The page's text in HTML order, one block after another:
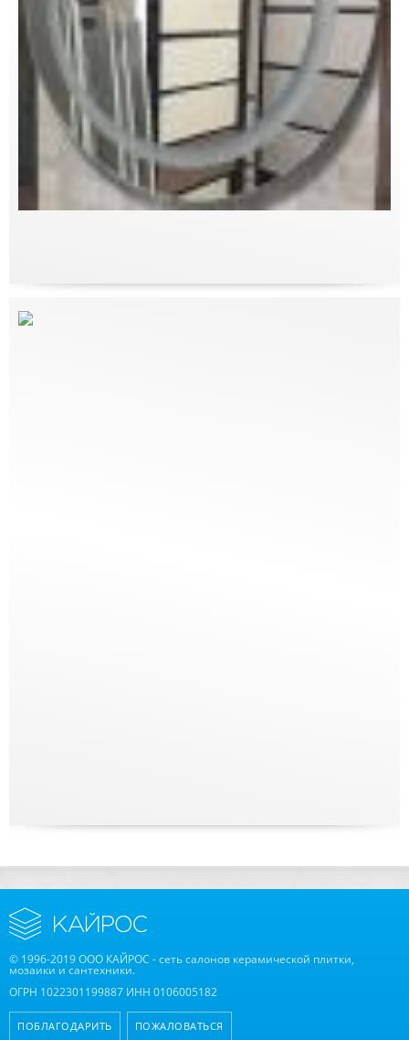
© 1996-2019 ООО КАЙРОС - сеть салонов керамической плитки,
мозаики и сантехники.
ОГРН 1022301199887 ИНН 0106005182
ПОБЛАГОДАРИТЬ ПОЖАЛОВАТЬСЯ